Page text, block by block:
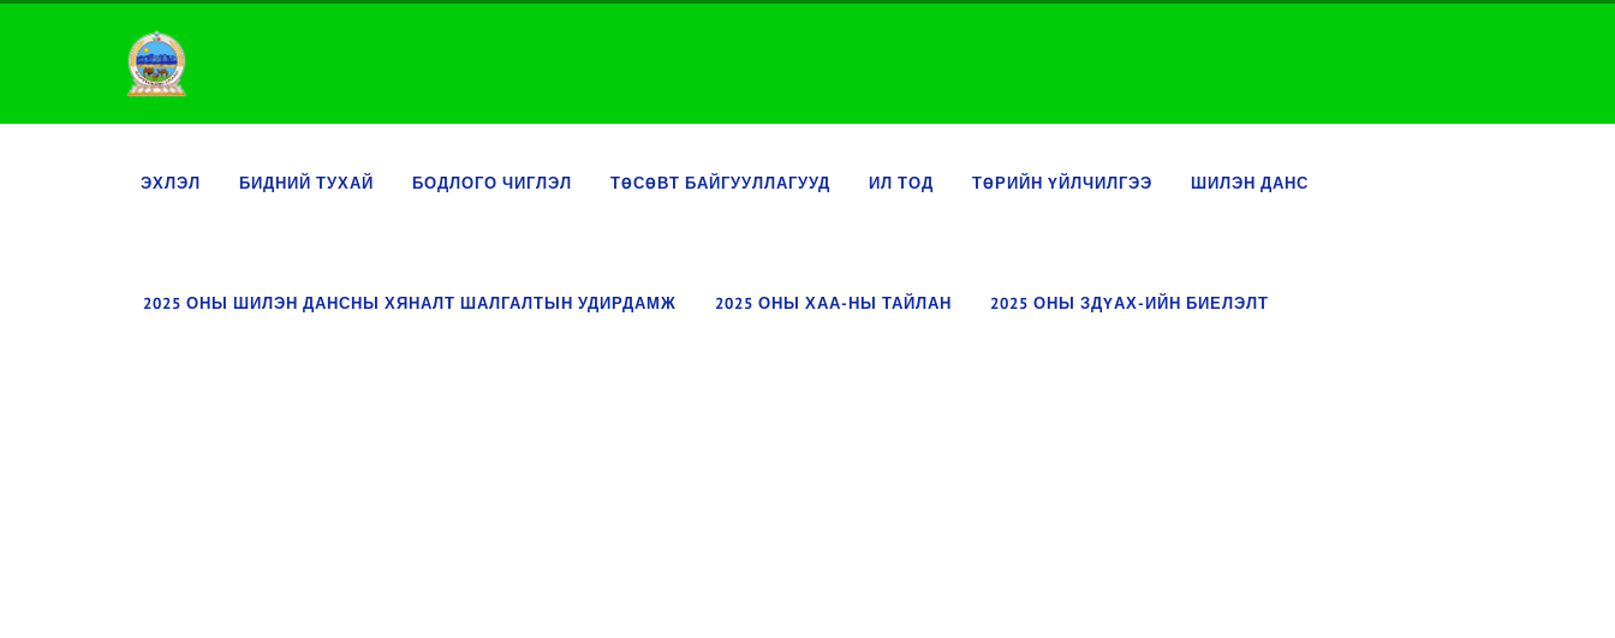
ЭХЛЭЛ БИДНИЙ ТУХАЙ БОДЛОГО ЧИГЛЭЛ ТӨСӨВТ БАЙГУУЛЛАГУУД ИЛ ТОД ТӨРИЙН ҮЙЛЧИЛГЭЭ ШИЛЭН ДАНС
2025 ОНЫ ШИЛЭН ДАНСНЫ ХЯНАЛТ ШАЛГАЛТЫН УДИРДАМЖ 2025 ОНЫ ХАА-НЫ ТАЙЛАН 2025 ОНЫ ЗДҮАХ-ИЙН БИЕЛЭЛТ